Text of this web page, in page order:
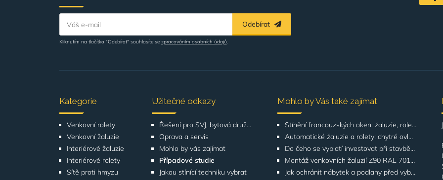
Váš e-mail Odebírat
Kliknutím na tlačítko "Odebírat" souhlasíte se zpracováním osobních údajů.
Kategorie
Venkovní rolety
Venkovní žaluzie
Interiérové žaluzie
Interiérové rolety
Sítě proti hmyzu
Užitečné odkazy
Řešení pro SVJ, bytová družstva, správu budov
Oprava a servis
Mohlo by vás zajímat
Případové studie
Jakou stínící techniku vybrat
Mohlo by Vás také zajímat
Stínění francouzských oken: žaluzie, rolety, screeny | GATO
Automatické žaluzie a rolety: chytré ovládání | GATO
Do čeho se vyplatí investovat při stavbě domu? Odborníci upozorňují na stínění oken
Montáž venkovních žaluzií Z90 RAL 7016 na rodinných domech | Případová studie
Jak ochránit nábytek a podlahy před vyblednutím od slunce